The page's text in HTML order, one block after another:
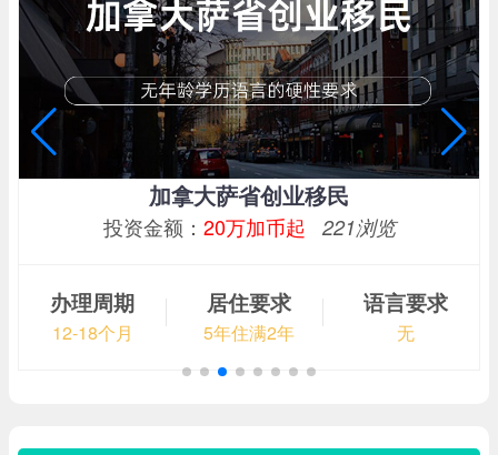
加拿大萨省创业移民
投资金额： 20万加币起 221浏览
办理周期
12-18个月
居住要求
5年住满2年
语言要求
无